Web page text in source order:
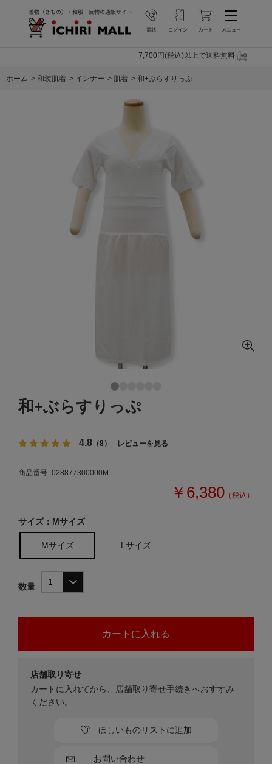
7,700円(税込)以上で送料無料
ホーム > 和装肌着 > インナー > 肌着 > 和+ぶらすりっぷ
和+ぶらすりっぷ
4.8 （8） レビューを見る
商品番号 028877300000M
￥6,380 （税込）
サイズ：Mサイズ
Mサイズ Lサイズ
数量
お問い合わせ
ほしいものリストに追加
店舗取り寄せ
カートに入れてから、店舗取り寄せ手続きへおすすみ
ください。